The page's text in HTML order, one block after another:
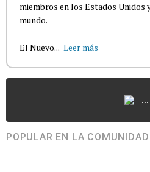
miembros en los Estados Unidos
mundo.
El Nuevo... Leer más
...
POPULAR EN LA COMUNIDAD